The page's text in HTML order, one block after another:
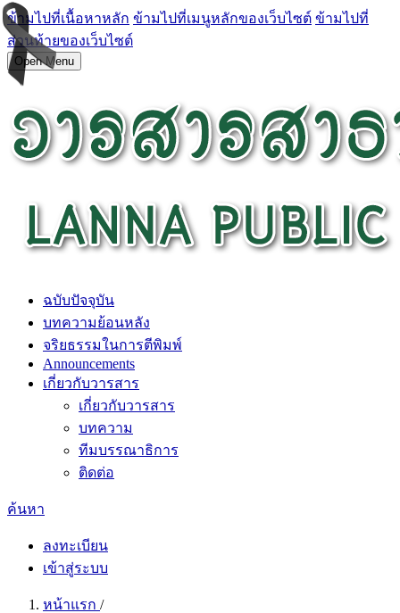
ข้ามไปที่เนื้อหาหลัก ข้ามไปที่เมนูหลักของเว็บไซต์ ข้ามไปที่
ส่วนท้ายของเว็บไซต์
Open Menu
ฉบับปัจจุบัน
บทความย้อนหลัง
จริยธรรมในการตีพิมพ์
Announcements
เกี่ยวกับวารสาร
เกี่ยวกับวารสาร
บทความ
ทีมบรรณาธิการ
ติดต่อ
ค้นหา
ลงทะเบียน
เข้าสู่ระบบ
หน้าแรก /